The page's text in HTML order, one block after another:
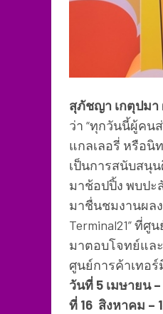
สุภัชญา เกตุปมา
ว่า “ทุกวันนี้ผู้คน
แกลเลอรี่ หรือนิ
เป็นการสนับสนุ
มาช้อปปิ้ง พบปะ
มาชื่นชมงานผล
Terminal21” ที่
มาตอบโจทย์แล
ศูนย์การค้าเทอร์
วันที่ 5 เมษายน
ที่ 16 สิงหาคม –